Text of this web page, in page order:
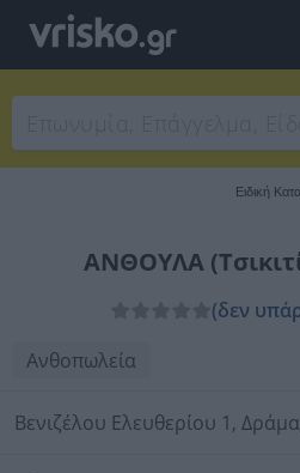
Ειδική
ΑΝΘΟΥΛΑ
(δεν
Ανθοπωλεία
Βενιζέλου Ελευθερίου 1,